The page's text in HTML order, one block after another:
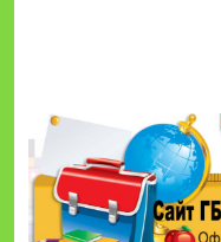
Сайт ГБОУ